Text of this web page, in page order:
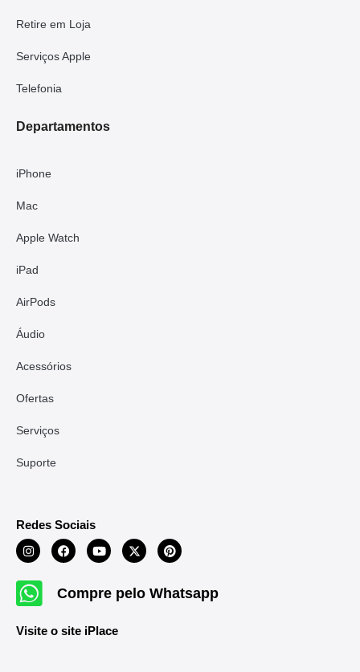
Retire em Loja
Serviços Apple
Telefonia
Departamentos
iPhone
Mac
Apple Watch
iPad
AirPods
Áudio
Acessórios
Ofertas
Serviços
Suporte
Redes Sociais
Compre pelo Whatsapp
Visite o site iPlace